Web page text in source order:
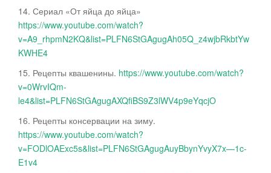
14. Сериал «От яйца до яйца»
https://www.youtube.com/watch?
v=A9_rhpmN2KQ&list=PLFN6StGAgugAh05Q_z4wjbRkbtYw
KWHE4
15. Рецепты квашенины. https://www.youtube.com/watch?
v=0WrvIQm-
le4&list=PLFN6StGAgugAXQfiBS9Z3lWV4p9eYqcjO
16. Рецепты консервации на зиму.
https://www.youtube.com/watch?
v=FODlOAExc5s&list=PLFN6StGAgugAuyBbynYvyX7x—1c-
E1v4